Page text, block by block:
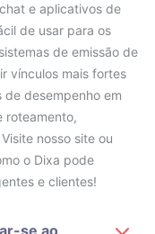
e aplicativos de
de usar para os
de emissão de
vínculos mais fortes
desempenho em
roteamento,
nosso site ou
o Dixa pode
e clientes!
se ao